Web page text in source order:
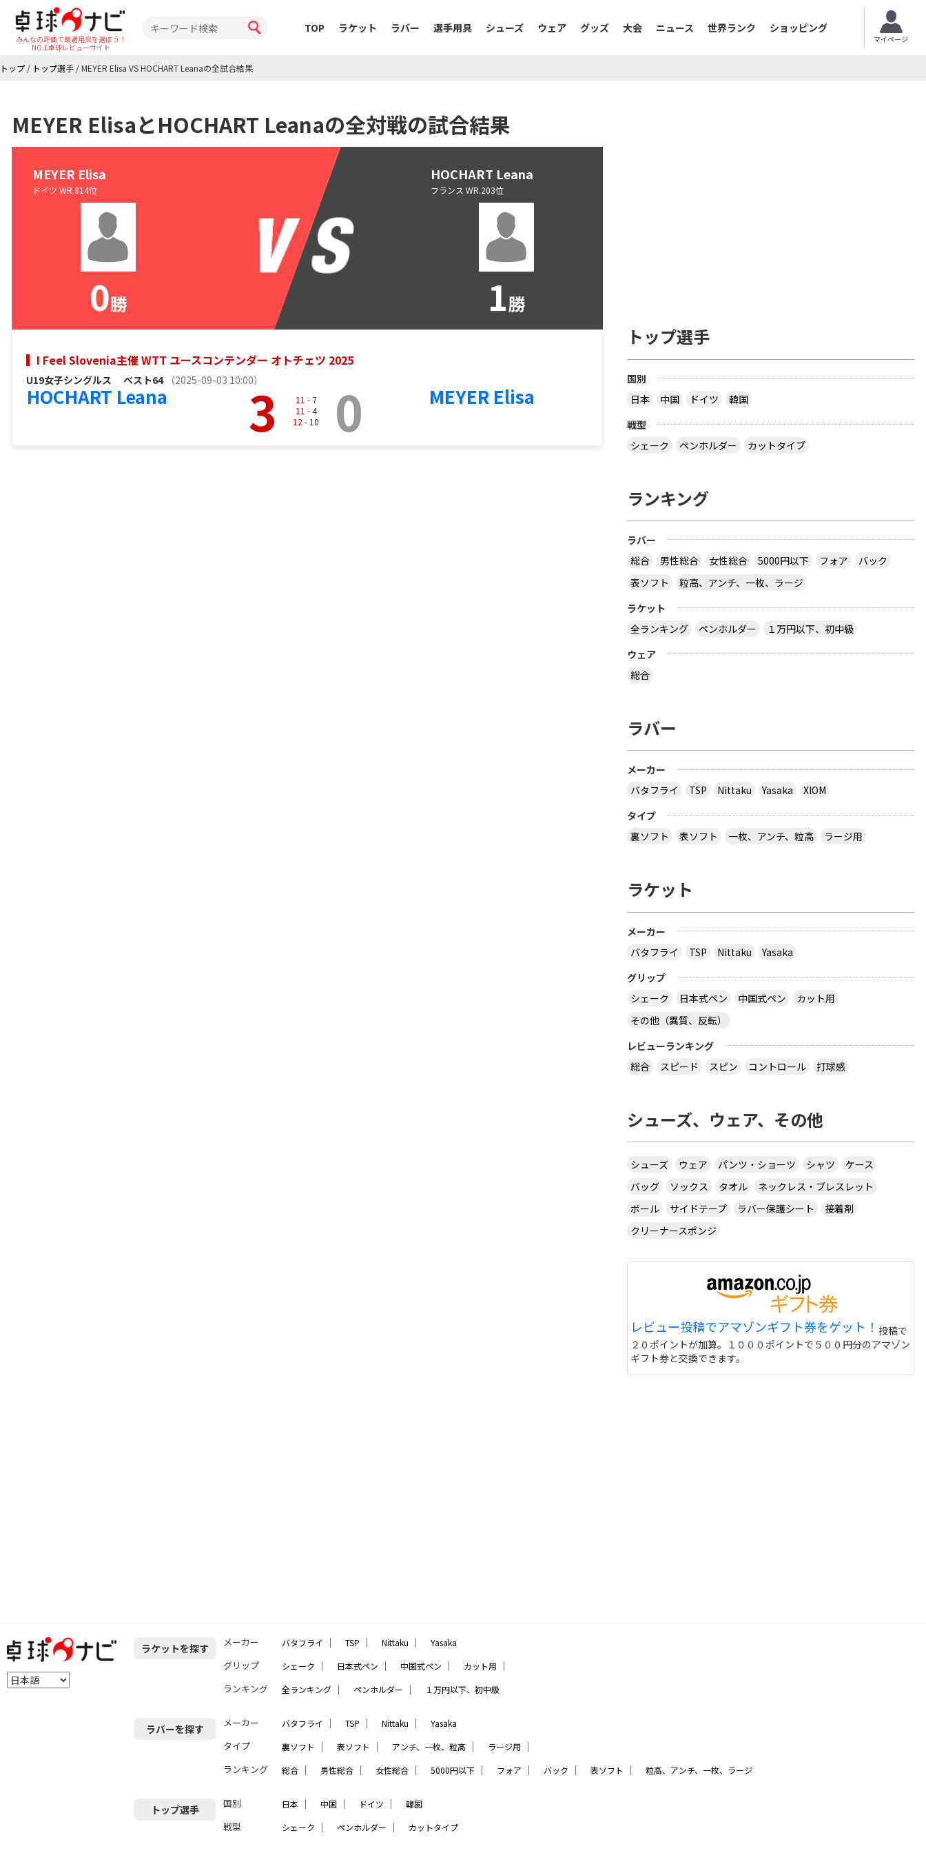
みんなの評価で最適用具を選ぼう！
NO.1卓球レビューサイト
TOP ラケット ラバー 選手用具 シューズ ウェア グッズ 大会 ニュース 世界ランク ショッピング
マイページ
トップ / トップ選手 /MEYER Elisa VS HOCHART Leanaの全試合結果
MEYER ElisaとHOCHART Leanaの全対戦の試合結果
MEYER Elisa
ドイツ WR.814位
0勝
HOCHART Leana
フランス WR.203位
1勝
I Feel Slovenia主催 WTT ユースコンテンダー オトチェツ 2025
U19女子シングルス ベスト64 （2025-09-03 10:00）
HOCHART Leana 3 11 - 7
11 - 4
12 - 10 0 MEYER Elisa
トップ選手
国別
日本
中国 ドイツ
韓国
戦型
シェーク
ペンホルダー カットタイプ
ランキング
ラバー
総合
男性総合 女性総合 5000円以下 フォア
バック
表ソフト
粒高、アンチ、一枚、ラージ
ラケット
全ランキング
ペンホルダー
１万円以下、初中級
ウェア
総合
ラバー
メーカー
バタフライ
TSP Nittaku Yasaka
XIOM
タイプ
裏ソフト
表ソフト 一枚、アンチ、粒高 ラージ用
ラケット
メーカー
バタフライ
TSP Nittaku
Yasaka
グリップ
シェーク
日本式ペン 中国式ペン
カット用
その他（異質、反転）
レビューランキング
総合
スピード スピン コントロール 打球感
シューズ、ウェア、その他
シューズ ウェア パンツ・ショーツ シャツ
ケース
バッグ
ソックス タオル
ネックレス・ブレスレット
ボール
サイドテープ ラバー保護シート
接着剤
クリーナースポンジ
レビュー投稿でアマゾンギフト券をゲット！ 投稿で
２０ポイントが加算。１０００ポイントで５００円分のアマゾン
ギフト券と交換できます。
ラケットを探す メーカー バタフライ ｜ TSP ｜ Nittaku ｜ Yasaka
グリップ シェーク ｜ 日本式ペン ｜ 中国式ペン ｜ カット用 ｜
ランキング 全ランキング ｜ ペンホルダー ｜ １万円以下、初中級
ラバーを探す メーカー バタフライ ｜ TSP ｜ Nittaku ｜ Yasaka
タイプ 裏ソフト ｜ 表ソフト ｜ アンチ、一枚、粒高 ｜ ラージ用 ｜
ランキング 総合 ｜ 男性総合 ｜ 女性総合 ｜ 5000円以下 ｜ フォア ｜ バック ｜ 表ソフト ｜ 粒高、アンチ、一枚、ラージ
トップ選手 国別 日本 ｜ 中国 ｜ ドイツ ｜ 韓国
戦型 シェーク ｜ ペンホルダー ｜ カットタイプ